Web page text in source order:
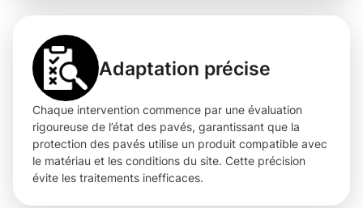
Adaptation précise
Chaque intervention commence par une évaluation
rigoureuse de l’état des pavés, garantissant que la
protection des pavés utilise un produit compatible avec
le matériau et les conditions du site. Cette précision
évite les traitements inefficaces.